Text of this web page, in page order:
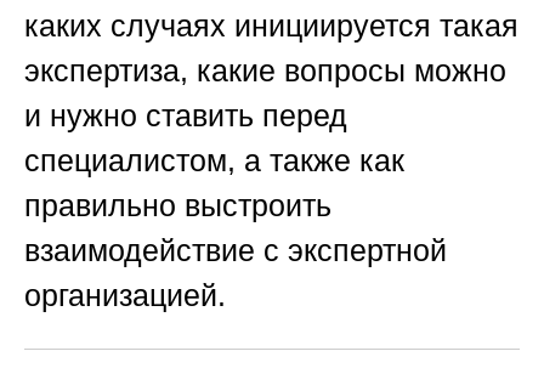
каких случаях инициируется такая
экспертиза, какие вопросы можно
и нужно ставить перед
специалистом, а также как
правильно выстроить
взаимодействие с экспертной
организацией.